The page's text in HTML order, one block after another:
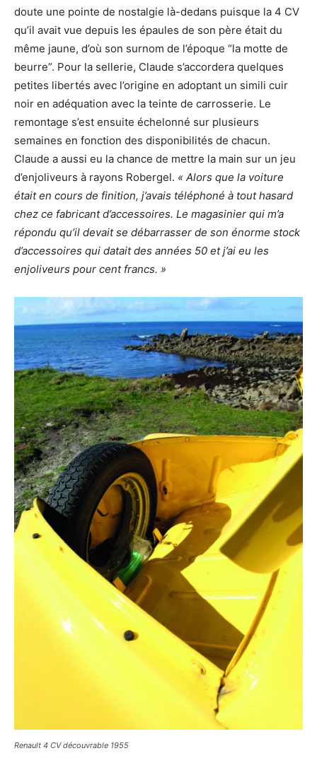
doute une pointe de nostalgie là-dedans puisque la 4 CV
qu’il avait vue depuis les épaules de son père était du
même jaune, d’où son surnom de l’époque “la motte de
beurre”. Pour la sellerie, Claude s’accordera quelques
petites libertés avec l’origine en adoptant un simili cuir
noir en adéquation avec la teinte de carrosserie. Le
remontage s’est ensuite échelonné sur plusieurs
semaines en fonction des disponibilités de chacun.
Claude a aussi eu la chance de mettre la main sur un jeu
d’enjoliveurs à rayons Robergel. « Alors que la voiture
était en cours de finition, j’avais téléphoné à tout hasard
chez ce fabricant d’accessoires. Le magasinier qui m’a
répondu qu’il devait se débarrasser de son énorme stock
d’accessoires qui datait des années 50 et j’ai eu les
enjoliveurs pour cent francs. »
Renault 4 CV découvrable 1955